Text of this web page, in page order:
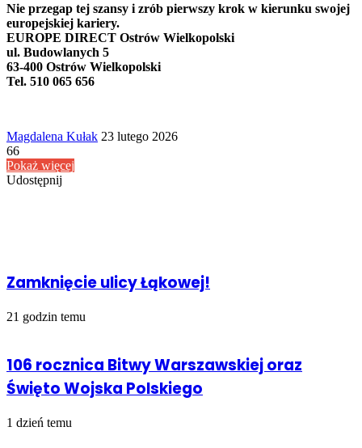
Nie przegap tej szansy i zrób pierwszy krok w kierunku swojej
europejskiej kariery.
EUROPE DIRECT Ostrów Wielkopolski
ul. Budowlanych 5
63-400 Ostrów Wielkopolski
Tel. 510 065 656
Magdalena Kułak Send
23 lutego 2026
66
Pokaż więcej
Udostępnij
Zamknięcie ulicy Łąkowej!
21 godzin temu
106 rocznica Bitwy Warszawskiej oraz
Święto Wojska Polskiego
1 dzień temu